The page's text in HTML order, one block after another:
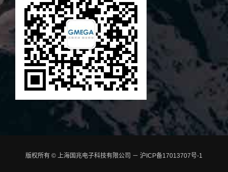
版权所有 © 上海国兆电子科技有限公司 － 沪ICP备17013707号-1